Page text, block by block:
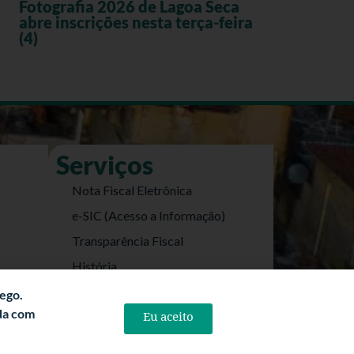
Fotografia 2026 de Lagoa Seca
abre inscrições nesta terça-feira
(4)
Serviços
Nota Fiscal Eletrônica
e-SIC (Acesso a Informação)
Transparência Fiscal
História
Politica de Privacidade
com
Eu aceito